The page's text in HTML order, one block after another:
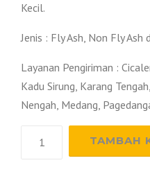
Kecil.
Jenis : Fly Ash, Non Fly Ash
Layanan Pengiriman :
Kadu Sirung, Karang
Nengah, Medang,
TAMBAH